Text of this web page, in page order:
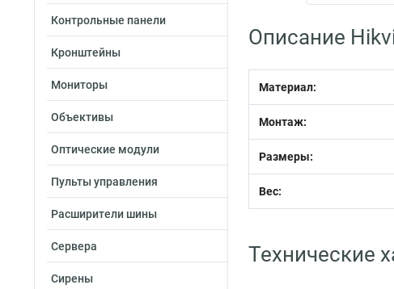
Контрольные панели
Кронштейны
Мониторы
Объективы
Оптические модули
Пульты управления
Расширители шины
Сервера
Сирены
Описание
Материал:
Монтаж:
Размеры:
Вес:
Технические